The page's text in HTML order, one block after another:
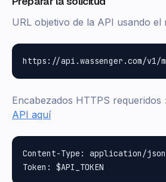
URL objetivo de la API usando el
Encabezados HTTPS requeridos
API aquí
Content-Type: application/json